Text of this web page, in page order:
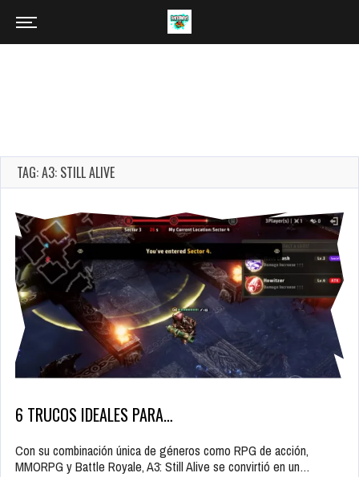
TAG: A3: STILL ALIVE
6 TRUCOS IDEALES PARA…
Con su combinación única de géneros como RPG de acción,
MMORPG y Battle Royale, A3: Still Alive se convirtió en un…